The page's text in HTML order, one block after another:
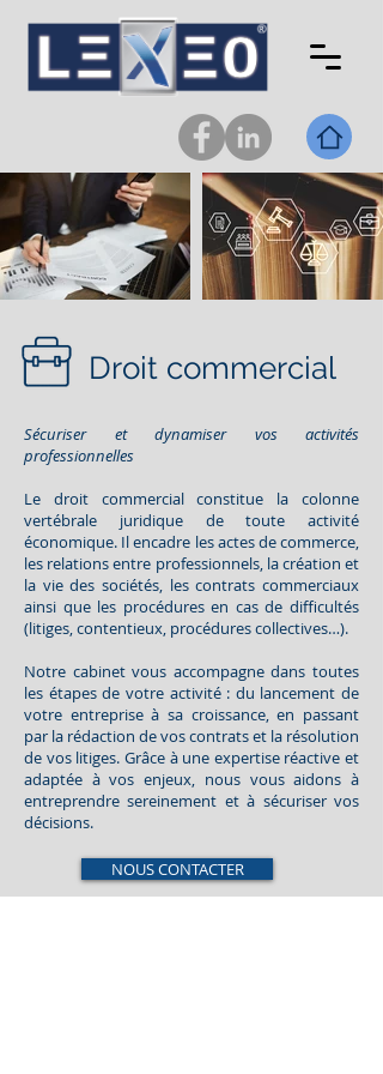
Droit commercial
Sécuriser et dynamiser vos activités
professionnelles
Le droit commercial constitue la colonne
vertébrale juridique de toute activité
économique. Il encadre les actes de commerce,
les relations entre professionnels, la création et
la vie des sociétés, les contrats commerciaux
ainsi que les procédures en cas de difficultés
(litiges, contentieux, procédures collectives…).
Notre cabinet vous accompagne dans toutes
les étapes de votre activité : du lancement de
votre entreprise à sa croissance, en passant
par la rédaction de vos contrats et la résolution
de vos litiges. Grâce à une expertise réactive et
adaptée à vos enjeux, nous vous aidons à
entreprendre sereinement et à sécuriser vos
décisions.
NOUS CONTACTER